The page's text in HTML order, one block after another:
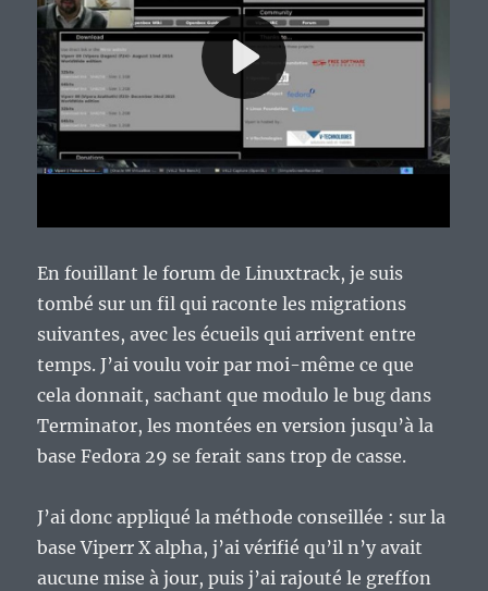
En fouillant le forum de Linuxtrack, je suis
tombé sur un fil qui raconte les migrations
suivantes, avec les écueils qui arrivent entre
temps. J’ai voulu voir par moi-même ce que
cela donnait, sachant que modulo le bug dans
Terminator, les montées en version jusqu’à la
base Fedora 29 se ferait sans trop de casse.
J’ai donc appliqué la méthode conseillée : sur la
base Viperr X alpha, j’ai vérifié qu’il n’y avait
aucune mise à jour, puis j’ai rajouté le greffon